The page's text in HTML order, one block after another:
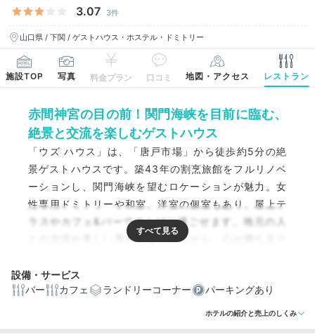
3.07 3件
山口県 / 下関 / ゲストハウス・ホステル・ドミトリー
施設TOP 写真 料金プラン 口コミ 地図・アクセス レストラン
赤間神宮の目の前！関門海峡を目前に臨む、
絶景と交流を楽しむゲストハウス
「ウズ ハウス」は、「唐戸市場」から徒歩約5分の絶
景ゲストハウスです。築43年の割烹旅館をフルリノベ
ーションし、関門海峡を望むロケーションが魅力。女
性専用ドミトリーや和室、洋室の個室もあり、屋上テ
ラスやカフェ&バーでのんびり過ごせます。地元の人
との交流や美しい景色を楽しみながら、心が満ち足り
設備・サービス
バー
カフェ ランドリーコーナー パーキングあり
ホテルの紹介と売上のしくみ